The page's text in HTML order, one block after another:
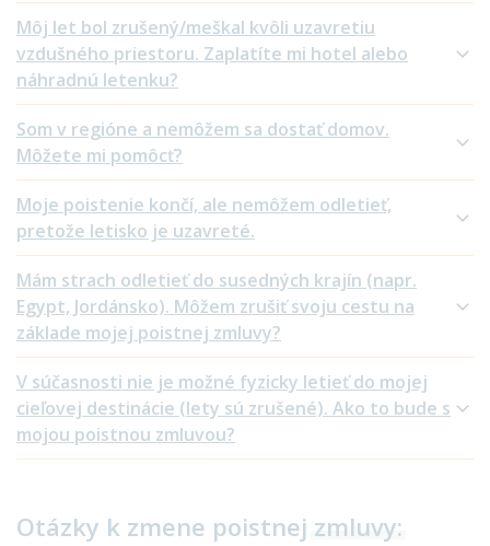
Môj let bol zrušený/meškal kvôli uzavretiu
vzdušného priestoru. Zaplatíte mi hotel alebo
náhradnú letenku?
Som v regióne a nemôžem sa dostať domov.
Môžete mi pomôcť?
Moje poistenie končí, ale nemôžem odletieť,
pretože letisko je uzavreté.
Mám strach odletieť do susedných krajín (napr.
Egypt, Jordánsko). Môžem zrušiť svoju cestu na
základe mojej poistnej zmluvy?
V súčasnosti nie je možné fyzicky letieť do mojej
cieľovej destinácie (lety sú zrušené). Ako to bude s
mojou poistnou zmluvou?
Otázky k zmene poistnej zmluvy: